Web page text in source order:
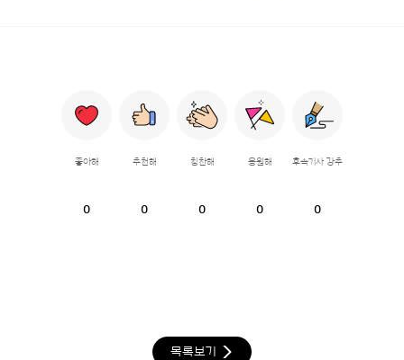
좋아해
0
추천해
0
칭찬해
0
응원해
0
후속기사 강추
0
목록보기